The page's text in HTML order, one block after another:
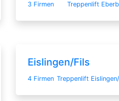
3 Firmen Treppenlift
Eislingen/Fils
4 Firmen Treppenlift